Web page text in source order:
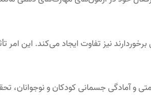
نیز تفاوت ایجاد می‌کند. این امر
و آمادگی جسمانی کودکان و نوجوانان،